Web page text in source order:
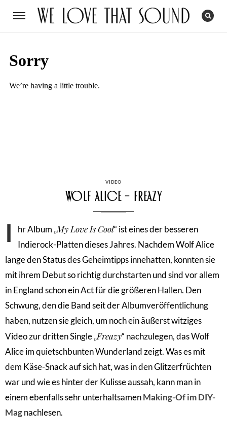
CATEGORIES
VIDEO
Wolf Alice – Freazy
I hr Album „My Love Is Cool“ ist eines der besseren
Indierock-Platten dieses Jahres. Nachdem Wolf Alice
lange den Status des Geheimtipps innehatten, konnten sie
mit ihrem Debut so richtig durchstarten und sind vor allem
in England schon ein Act für die größeren Hallen. Den
Schwung, den die Band seit der Albumveröffentlichung
haben, nutzen sie gleich, um noch ein äußerst witziges
Video zur dritten Single „Freazy“ nachzulegen, das Wolf
Alice im quietschbunten Wunderland zeigt. Was es mit
dem Käse-Snack auf sich hat, was in den Glitzerfrüchten
war und wie es hinter der Kulisse aussah, kann man in
einem ebenfalls sehr unterhaltsamenMaking-Of im DIY-
Magnachlesen.